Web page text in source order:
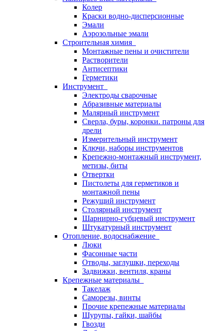
Колер
Краски водно-дисперсионные
Эмали
Аэрозольные эмали
Строительная химия
Монтажные пены и очистители
Растворители
Антисептики
Герметики
Инструмент
Электроды сварочные
Абразивные материалы
Малярный инструмент
Сверла, буры, коронки. патроны для
дрели
Измерительный инструмент
Ключи, наборы инструментов
Крепежно-монтажный инструмент,
метизы, биты
Отвертки
Пистолеты для герметиков и
монтажной пены
Режущий инструмент
Столярный инструмент
Шарнирно-губцевый инструмент
Штукатурный инструмент
Отопление, водоснабжение
Люки
Фасонные части
Отводы, заглушки, переходы
Задвижки, вентиля, краны
Крепежные материалы
Такелаж
Саморезы, винты
Прочие крепежные материалы
Шурупы, гайки, шайбы
Гвозди